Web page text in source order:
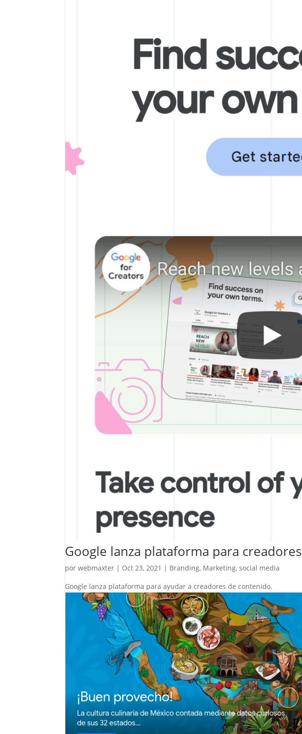
Google lanza plataforma para creadores
porwebmaxter | Oct 23, 2021 | Branding, Marketing,social media
Google lanza plataforma para ayudar a creadores de contenido.